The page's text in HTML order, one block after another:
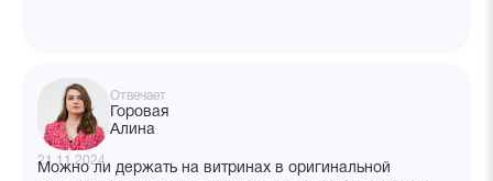
Отвечает
Горовая
Алина
21.11.2024
Можно ли держать на витринах в оригинальной